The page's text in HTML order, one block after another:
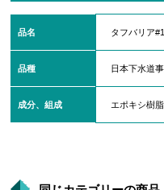
品名 タフバリア
品種 日本下水道
成分、組成 エポキシ樹